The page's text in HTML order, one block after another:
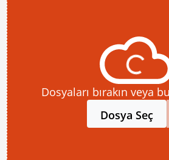
Dosyaları bırakın veya
Dosya Seç